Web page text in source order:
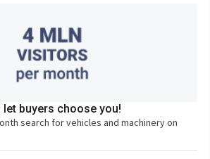
let buyers choose you!
search for vehicles and machinery on